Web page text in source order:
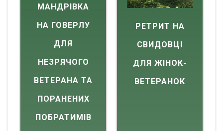
МАНДРІВКА
НА ГОВЕРЛУ
ДЛЯ
НЕЗРЯЧОГО
ВЕТЕРАНА ТА
ПОРАНЕНИХ
ПОБРАТИМІВ
РЕТРИТ НА
СВИДОВЦІ
ДЛЯ ЖІНОК-
ВЕТЕРАНОК